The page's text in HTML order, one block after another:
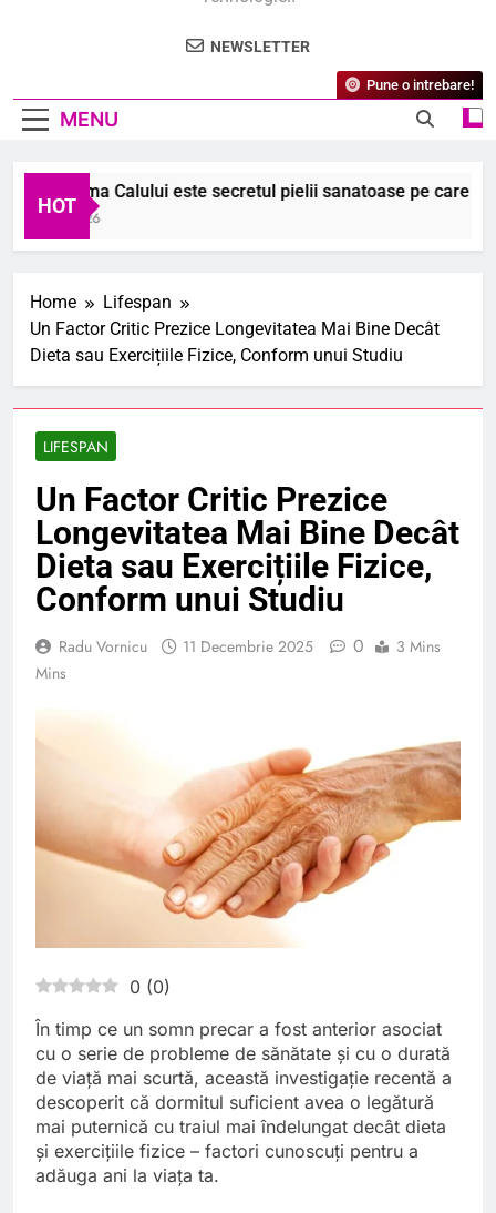
NEWSLETTER
MENU
Pune o intrebare!
HOT
ce crema Calului este secretul pielii sanatoase pe care nu-l
2026
Home
Lifespan
Un Factor Critic Prezice Longevitatea Mai Bine Decât
Dieta sau Exercițiile Fizice, Conform unui Studiu
LIFESPAN
Un Factor Critic Prezice
Longevitatea Mai Bine Decât
Dieta sau Exercițiile Fizice,
Conform unui Studiu
Radu Vornicu 11 Decembrie 2025 0
3 Mins
Mins
0 (0)
În timp ce un somn precar a fost anterior asociat
cu o serie de probleme de sănătate și cu o durată
de viață mai scurtă, această investigație recentă a
descoperit că dormitul suficient avea o legătură
mai puternică cu traiul mai îndelungat decât dieta
și exercițiile fizice – factori cunoscuți pentru a
adăuga ani la viața ta.